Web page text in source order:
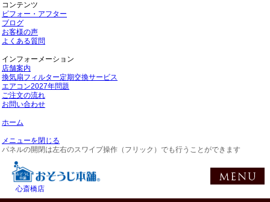
コンテンツ
ビフォー・アフター
ブログ
お客様の声
よくある質問
インフォーメーション
店舗案内
換気扇フィルター定期交換サービス
エアコン2027年問題
ご注文の流れ
お問い合わせ
ホーム
メニューを閉じる
パネルの開閉は左右のスワイプ操作（フリック）でも行うことができます
心斎橋店